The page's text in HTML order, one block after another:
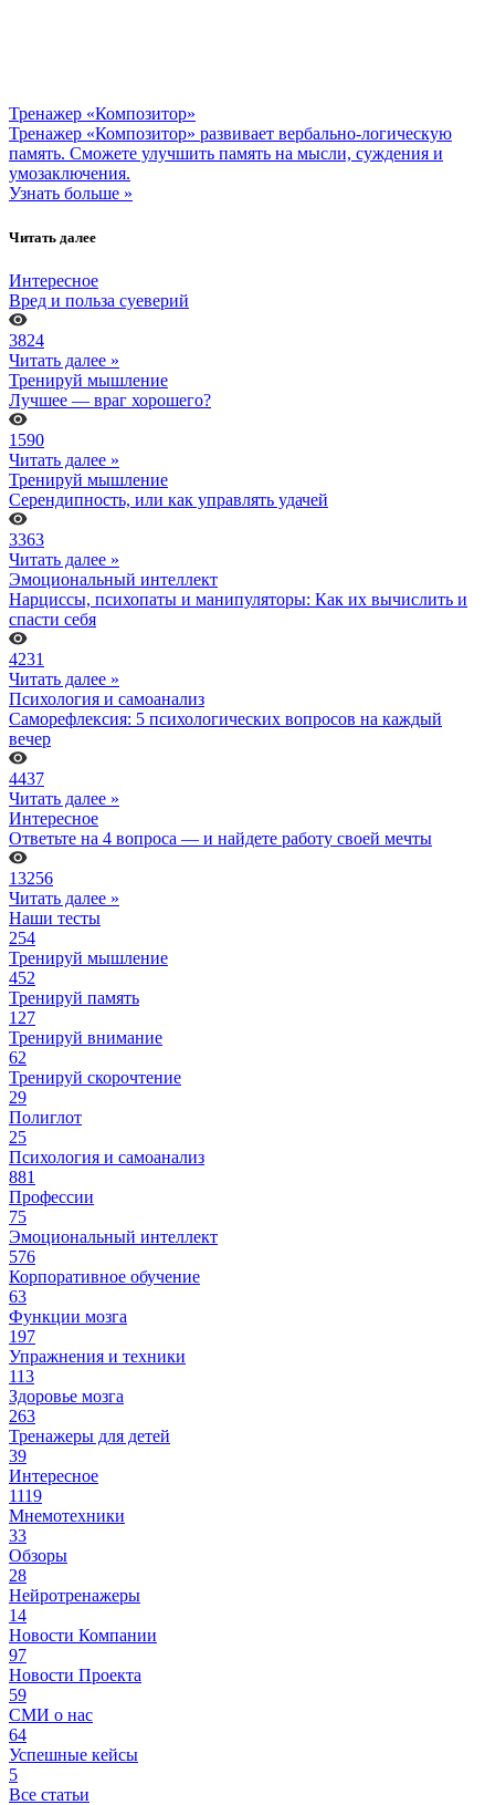
Тренажер «Композитор»
Тренажер «Композитор» развивает вербально-логическую
память. Сможете улучшить память на мысли, суждения и
умозаключения.
Узнать больше »
Читать далее
Интересное
Вред и польза суеверий
3824
Читать далее »
Тренируй мышление
Лучшее ― враг хорошего?
1590
Читать далее »
Тренируй мышление
Серендипность, или как управлять удачей
3363
Читать далее »
Эмоциональный интеллект
Нарциссы, психопаты и манипуляторы: Как их вычислить и
спасти себя
4231
Читать далее »
Психология и самоанализ
Саморефлексия: 5 психологических вопросов на каждый
вечер
4437
Читать далее »
Интересное
Ответьте на 4 вопроса — и найдете работу своей мечты
13256
Читать далее »
Наши тесты
254
Тренируй мышление
452
Тренируй память
127
Тренируй внимание
62
Тренируй скорочтение
29
Полиглот
25
Психология и самоанализ
881
Профессии
75
Эмоциональный интеллект
576
Корпоративное обучение
63
Функции мозга
197
Упражнения и техники
113
Здоровье мозга
263
Тренажеры для детей
39
Интересное
1119
Мнемотехники
33
Обзоры
28
Нейротренажеры
14
Новости Компании
97
Новости Проекта
59
СМИ о нас
64
Успешные кейсы
5
Все статьи